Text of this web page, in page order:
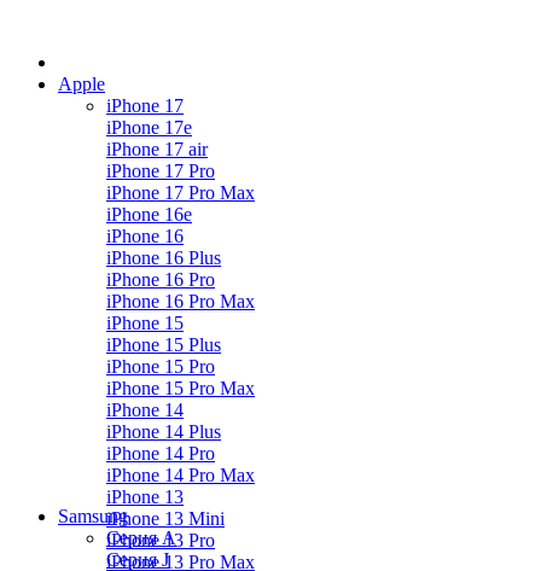
Apple
iPhone 17
iPhone 17e
iPhone 17 air
iPhone 17 Pro
iPhone 17 Pro Max
iPhone 16e
iPhone 16
iPhone 16 Plus
iPhone 16 Pro
iPhone 16 Pro Max
iPhone 15
iPhone 15 Plus
iPhone 15 Pro
iPhone 15 Pro Max
iPhone 14
iPhone 14 Plus
iPhone 14 Pro
iPhone 14 Pro Max
iPhone 13
iPhone 13 Mini
iPhone 13 Pro
iPhone 13 Pro Max
Samsung
Серия А
Серия J